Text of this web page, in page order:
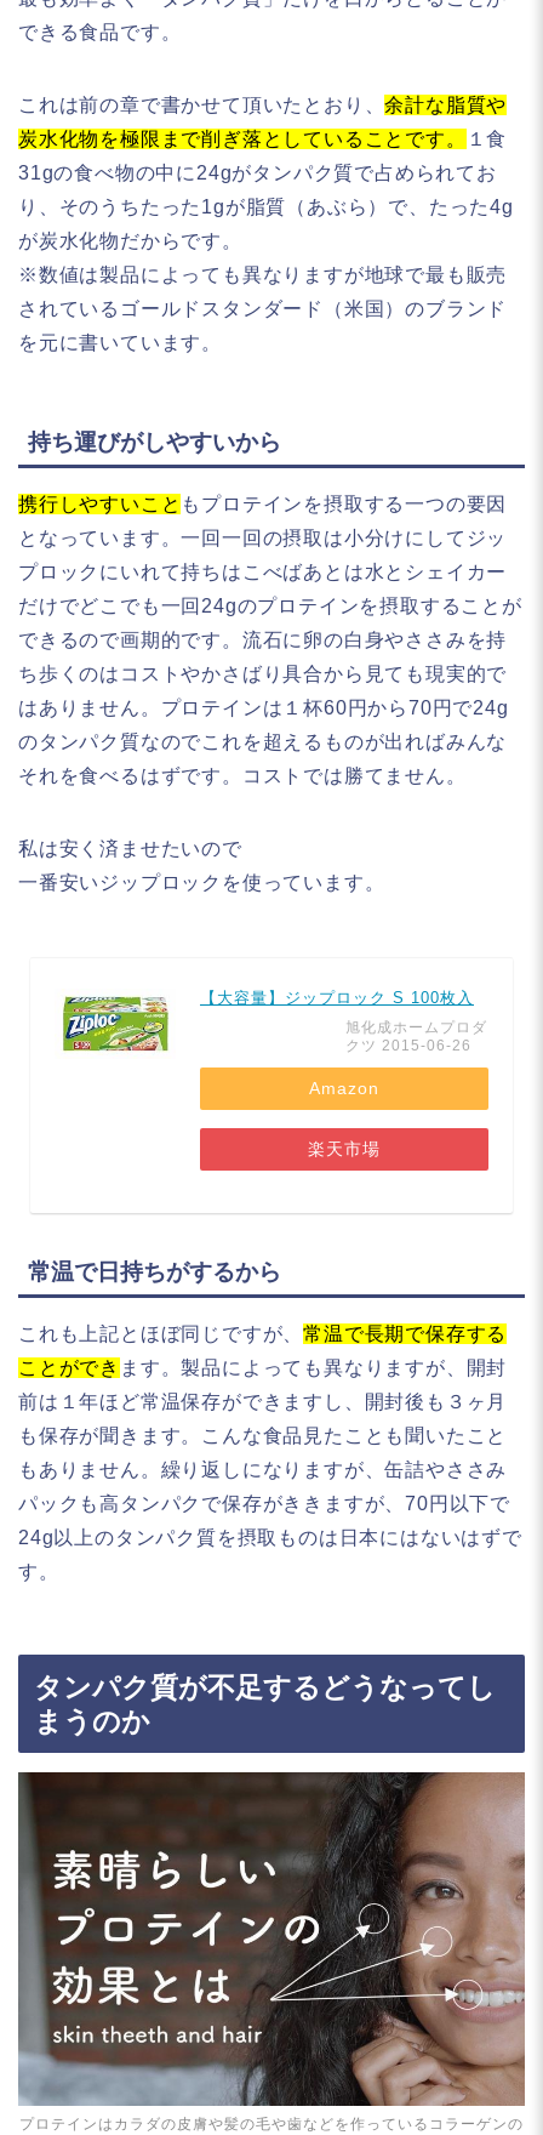
できる食品です。
これは前の章で書かせて頂いたとおり、余計な脂質や
炭水化物を極限まで削ぎ落としていることです。
１食
31gの食べ物の中に24gがタンパク質で占められてお
り、そのうちたった1gが脂質（あぶら）で、たった4g
が炭水化物だからです。
※数値は製品によっても異なりますが地球で最も販売
されているゴールドスタンダード（米国）のブランド
を元に書いています。
持ち運びがしやすいから
携行しやすいこと もプロテインを摂取する一つの要因
となっています。一回一回の摂取は小分けにしてジッ
プロックにいれて持ちはこべばあとは水とシェイカー
だけでどこでも一回24gのプロテインを摂取することが
できるので画期的です。流石に卵の白身やささみを持
ち歩くのはコストやかさばり具合から見ても現実的で
はありません。プロテインは１杯60円から70円で24g
のタンパク質なのでこれを超えるものが出ればみんな
それを食べるはずです。コストでは勝てません。
私は安く済ませたいので
一番安いジップロックを使っています。
【大容量】ジップロック S 100枚入
旭化成ホームプロダ
クツ 2015-06-26
Amazon
楽天市場
常温で日持ちがするから
これも上記とほぼ同じですが、常温で長期で保存する
ことができ ます。製品によっても異なりますが、開封
前は１年ほど常温保存ができますし、開封後も３ヶ月
も保存が聞きます。こんな食品見たことも聞いたこと
もありません。繰り返しになりますが、缶詰やささみ
パックも高タンパクで保存がききますが、70円以下で
24g以上のタンパク質を摂取ものは日本にはないはずで
す。
タンパク質が不足するどうなってし
まうのか
プロテインはカラダの皮膚や髪の毛や歯などを作っているコラーゲンの